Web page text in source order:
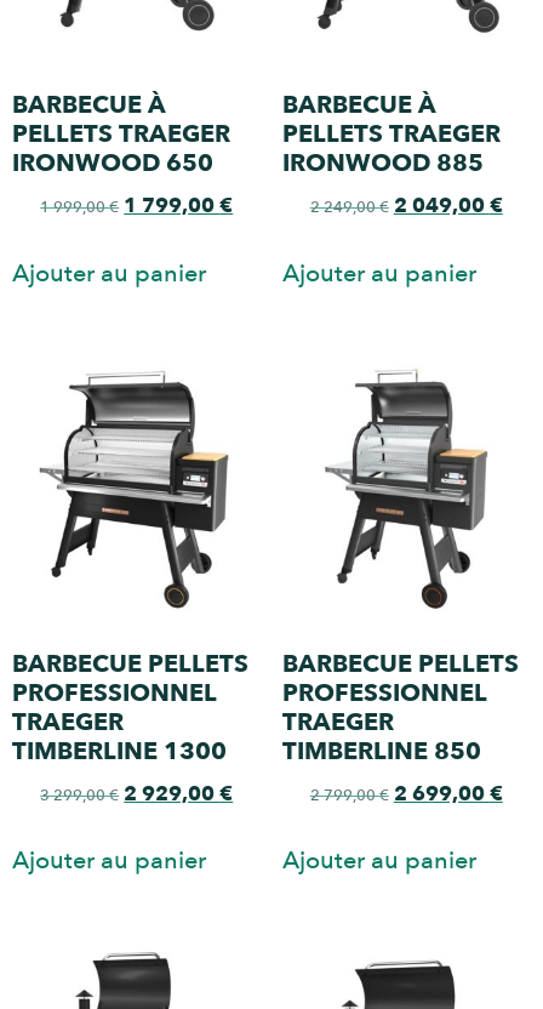
BARBECUE À
PELLETS TRAEGER
IRONWOOD 650
1 999,00€ 1 799,00€
Ajouter au panier
BARBECUE À
PELLETS TRAEGER
IRONWOOD 885
2 249,00€ 2 049,00€
Ajouter au panier
BARBECUE PELLETS
PROFESSIONNEL
TRAEGER
TIMBERLINE 1300
3 299,00€ 2 929,00€
Ajouter au panier
BARBECUE PELLETS
PROFESSIONNEL
TRAEGER
TIMBERLINE 850
2 799,00€ 2 699,00€
Ajouter au panier